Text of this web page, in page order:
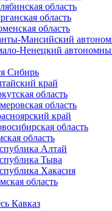
область
область
область
Мансийский
Ненецкий
Сибирь
край
область
область
край
область
область
Алтай
Тыва
Хакасия
область
Кавказ